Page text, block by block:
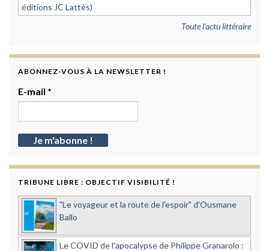
éditions JC Lattès)
Toute l'actu littéraire
ABONNEZ-VOUS À LA NEWSLETTER !
E-mail *
TRIBUNE LIBRE : OBJECTIF VISIBILITÉ !
"Le voyageur et la route de l'espoir" d'Ousmane
Ballo
Le COVID de l'apocalypse de Philippe Granarolo :